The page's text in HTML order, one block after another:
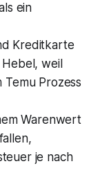
ein
Kreditkarte
weil
Temu Prozess
Warenwert
je nach